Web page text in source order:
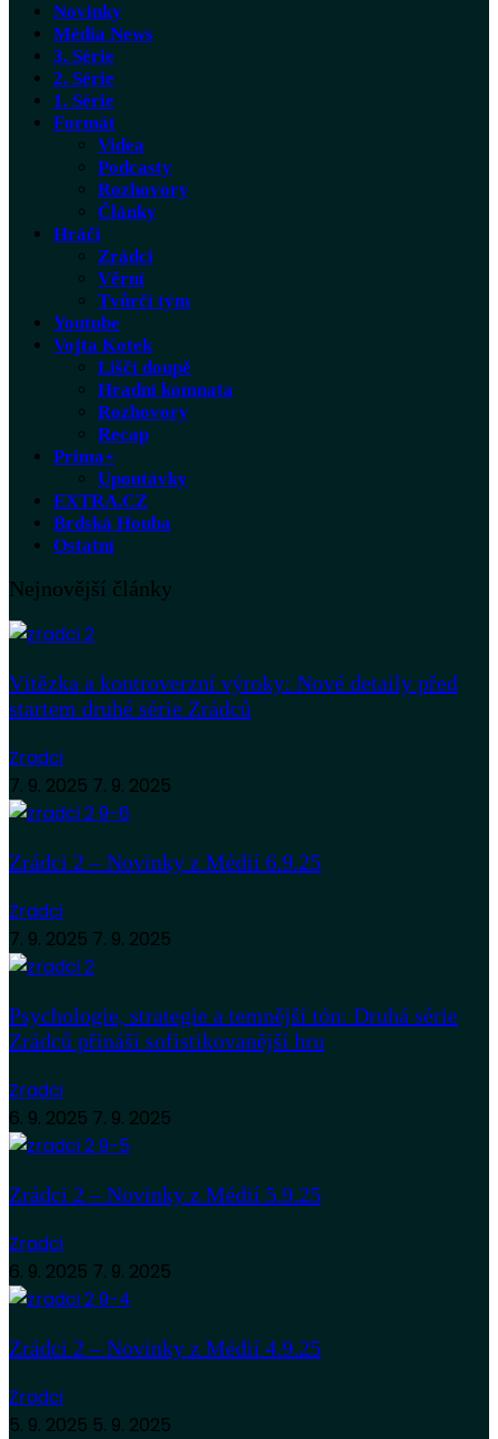
Novinky
Média News
3. Série
2. Série
1. Série
Formát
Videa
Podcasty
Rozhovory
Články
Hráči
Zrádci
Věrní
Tvůrčí tým
Youtube
Vojta Kotek
Liščí doupě
Hradní komnata
Rozhovory
Recap
Prima+
Upoutávky
EXTRA.CZ
Brdská Houba
Ostatní
Nejnovější články
Vítězka a kontroverzní výroky: Nové detaily před
startem druhé série Zrádců
Zradci
7. 9. 2025 7. 9. 2025
Zrádci 2 – Novinky z Médií 6.9.25
Zradci
7. 9. 2025 7. 9. 2025
Psychologie, strategie a temnější tón: Druhá série
Zrádců přináší sofistikovanější hru
Zradci
6. 9. 2025 7. 9. 2025
Zrádci 2 – Novinky z Médií 5.9.25
Zradci
6. 9. 2025 7. 9. 2025
Zrádci 2 – Novinky z Médií 4.9.25
Zradci
5. 9. 2025 5. 9. 2025